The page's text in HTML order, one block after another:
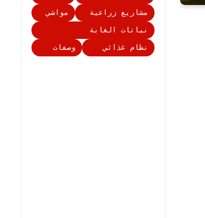
مشاريع زراعية
مواشي
نباتات الغابة
نظام غذائي
وصفات